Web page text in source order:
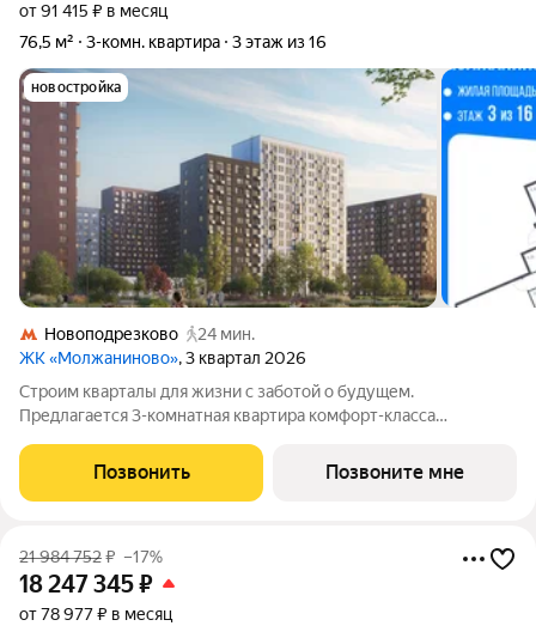
от 91 415 ₽ в месяц
76,5 м²
3-комн. квартира 3 этаж из 16
новостройка
Новоподрезково
24 мин.
ЖК «Молжаниново», 3 квартал 2026
Строим кварталы для жизни с заботой о будущем.
Предлагается 3-комнатная квартира комфорт-класса
в жилом комплексе "Молжаниново".Для тех, кто ценит время,
предлагаем сделать готовую отделку:
Позвонить Позвоните мне
21 984 752₽ –17%
18 247 345₽
от 78 977 ₽ в месяц